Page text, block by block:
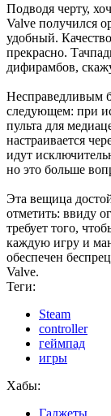
Подводя черту,
Valve получился
удобный.
прекрасно.
дифирамбов,
Несправедливым
следующем: при
пульта для
настраивается
идут
но это больше
Эта вещица
отметить: ввиду
требует того,
каждую игру и
обеспечен
Valve.
Теги:
Steam
controller
геймпад
игры
Хабы:
Гаджеты